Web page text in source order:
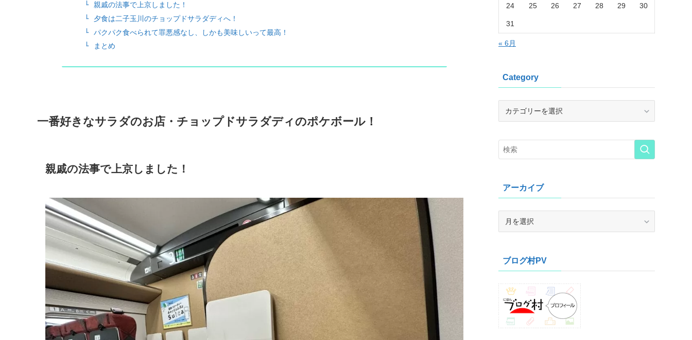
親戚の法事で上京しました！
夕食は二子玉川のチョップドサラダディへ！
パクパク食べられて罪悪感なし、しかも美味しいって最高！
まとめ
一番好きなサラダのお店・チョップドサラダディのポケボール！
親戚の法事で上京しました！
24 25 26 27 28 29 30
31
« 6月
Category
アーカイブ
ブブログ村PV